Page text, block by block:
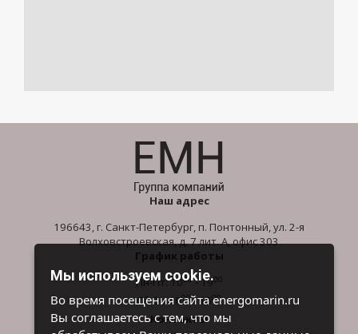
Наш адрес
196643, г. Санкт-Петербург, п. Понтонный, ул. 2-я
Волховстроевская, д. 7 лит. А, офис 303
График работы
Пн-Пт: 1000- 1900
Сб-Вс: 1000- 1600
Контакты
Мы используем cookie.
Во время посещения сайта energomarin.ru
Вы соглашаетесь с тем, что мы